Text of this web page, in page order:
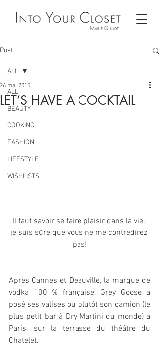
Post
ALL
BEAUTY
COOKING
FASHION
LIFESTYLE
WISHLISTS
ALL
LET’S HAVE A COCKTAIL
26 mai 2015
Il faut savoir se faire plaisir dans la vie,
je suis sûre que vous ne me contredirez
pas!
Après Cannes et Deauville, la marque de
vodka 100 % française, Grey Goose a
posé ses valises ou plutôt son camion (le
plus petit bar à Dry Martini du monde) à
Paris, sur la terrasse du théâtre du
Chatelet.